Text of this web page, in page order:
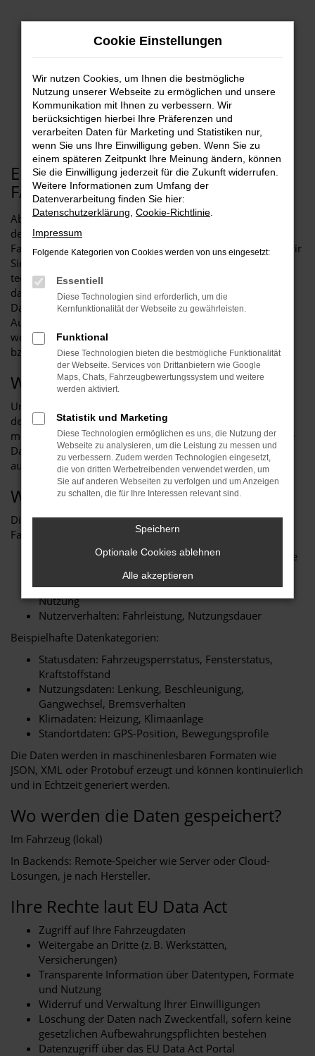
Zum
EU DATA ACT
EU DATA ACT – IHRE
FAHRZEUGDATEN IM ÜBERBLICK
Ab dem 12. September 2025 gilt der EU Data Act. Er regelt
den Zugang zu Daten vernetzter Produkte – darunter auch
Fahrzeuge. Als verantwortungsvolles Autohaus möchten wir
Sie umfassend und transparent über Ihre Rechte und die
technischen Hintergründe informieren. Dabei weisen wir
darauf hin, dass Autohäuser keine Verantwortlichen zur
Datenerfassung in Kraftfahrzeugen sind und auch keine
Auskunft zu den erfassten Daten geben können. Dazu
wenden Sie sich bitte an den jeweiligen Fahrzeughersteller
bzw. Flottenbetreiber.
Was sind vernetzte Fahrzeuge?
Unsere Fahrzeuge gelten als „vernetzte Produkte“ im Sinne
des EU-Datengesetzes. Sie verfügen über Steuergeräte,
mobile Kommunikationseinheiten und digitale Dienste, die
Daten erzeugen und übermitteln – sowohl im Fahrzeug als
auch über externe Server („Backends“).
Welche Daten werden erzeugt?
Die Art und Menge der Daten hängt von verschiedenen
Faktoren ab:
Fahrzeugkonfiguration: Modell, Plattform, abonnierte
Benutzereinstellungen: Aktivierte Funktionen, App-
Nutzung
Nutzerverhalten: Fahrleistung, Nutzungsdauer
Beispielhafte Datenkategorien:
Statusdaten: Fahrzeugsperrstatus, Fensterstatus,
Kraftstoffstand
Nutzungsdaten: Lenkung, Beschleunigung,
Gangwechsel, Bremsverhalten
Klimadaten: Heizung, Klimaanlage
Standortdaten: GPS-Position, Bewegungsprofile
Die Daten werden in maschinenlesbaren Formaten wie
JSON, XML oder Protobuf erzeugt und können kontinuierlich
und in Echtzeit generiert werden.
Wo werden die Daten gespeichert?
Im Fahrzeug (lokal)
In Backends: Remote-Speicher wie Server oder Cloud-
Lösungen, je nach Hersteller.
Ihre Rechte laut EU Data Act
Zugriff auf Ihre Fahrzeugdaten
Weitergabe an Dritte (z. B. Werkstätten,
Versicherungen)
Transparente Information über Datentypen, Formate
und Nutzung
Widerruf und Verwaltung Ihrer Einwilligungen
Löschung der Daten nach Zweckentfall, sofern keine
gesetzlichen Aufbewahrungspflichten bestehen
Datenzugriff über das EU Data Act Portal
Cookie Einstellungen
Wir nutzen Cookies, um Ihnen die bestmögliche
Nutzung unserer Webseite zu ermöglichen und unsere
Kommunikation mit Ihnen zu verbessern. Wir
berücksichtigen hierbei Ihre Präferenzen und
verarbeiten Daten für Marketing und Statistiken nur,
wenn Sie uns Ihre Einwilligung geben. Wenn Sie zu
einem späteren Zeitpunkt Ihre Meinung ändern, können
Sie die Einwilligung jederzeit für die Zukunft widerrufen.
Weitere Informationen zum Umfang der
Datenverarbeitung finden Sie hier:
Datenschutzerklärung Cookie-Richtlinie
Impressum
Folgende Kategorien von Cookies werden von uns eingesetzt:
Essentiell
Diese Technologien sind erforderlich, um die
Kernfunktionalität der Webseite zu gewährleisten.
Funktional
Diese Technologien bieten die bestmögliche Funktionalität
der Webseite. Services von Drittanbietern wie Google
Maps, Chats, Fahrzeugbewertungssystem und weitere
werden aktiviert.
Statistik und Marketing
Diese Technologien ermöglichen es uns, die Nutzung der
Webseite zu analysieren, um die Leistung zu messen und
zu verbessern. Zudem werden Technologien eingesetzt,
die von dritten Werbetreibenden verwendet werden, um
Sie auf anderen Webseiten zu verfolgen und um Anzeigen
zu schalten, die für Ihre Interessen relevant sind.
Speichern
Optionale Cookies ablehnen
Alle akzeptieren